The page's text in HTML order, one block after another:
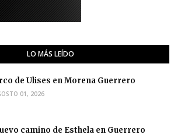
LO MÁS LEÍDO
de Ulises en Morena Guerrero
01, 2026
camino de Esthela en Guerrero